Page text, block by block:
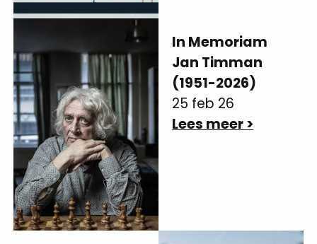
In Memoriam
Jan Timman
(1951-2026)
25 feb 26
Lees meer >